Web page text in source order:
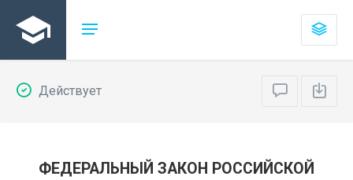
Действует
ФЕДЕРАЛЬНЫЙ ЗАКОН РОССИЙСКОЙ